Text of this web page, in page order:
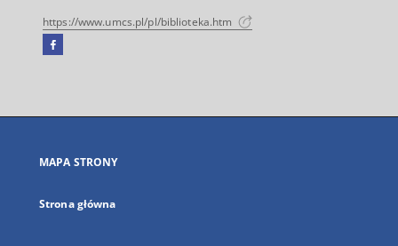
https://www.umcs.pl/pl/biblioteka.htm
Facebook
się
karcie
MAPA STRONY
Strona główna